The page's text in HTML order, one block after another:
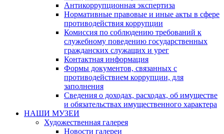
Антикоррупционная экспертиза
Нормативные правовые и иные акты в сфере
противодействия коррупции
Комиссия по соблюдению требований к
служебному поведению государственных
гражданских служащих и урег
Контактная информация
Формы документов, связанных с
противодействием коррупции, для
заполнения
Сведения о доходах, расходах, об имуществе
и обязательствах имущественного характера
НАШИ МУЗЕИ
Художественная галерея
Новости галереи